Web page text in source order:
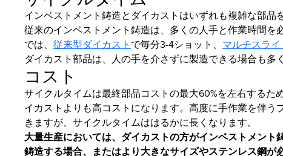
インベストメント鋳造とダイカストはいずれも複雑な部品
従来のインベストメント鋳造は、多くの人手と作業時間
では、 従来型ダイカスト で毎分3-4ショット、 マルチスラ
ダイカスト部品は、人の手を介さずに製造できる場合も多
コスト
サイクルタイムは最終部品コストの最大60%を左右する
イカストよりも高コストになります。高度に手作業を伴
きますが、サイクルタイムははるかに長くなります。
大量生産においては、ダイカストの方がインベストメン
鋳造する場合、またはより大きなサイズやステンレス鋼